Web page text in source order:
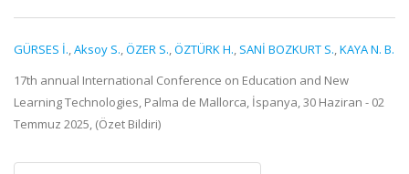
GÜRSES İ.,Aksoy S.,ÖZER S.,ÖZTÜRK H., SANİ BOZKURT S.,KAYA N. B.
17th annual International Conference on Education and New
Learning Technologies, Palma de Mallorca, İspanya, 30 Haziran - 02
Temmuz 2025, (Özet Bildiri)